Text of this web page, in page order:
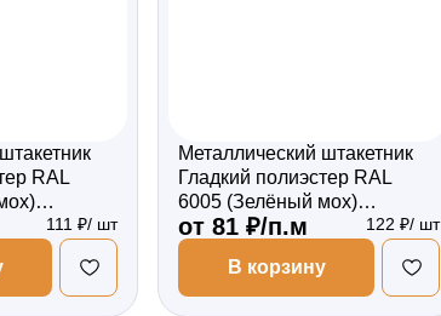
гипсокартона
RAL
111 ₽/ шт
Металлический штакетник
Гладкий полиэстер RAL
6005 (Зелёный мох)
1500*87*0,45 двухсторонний
Прямой
от 81 ₽/п.м 122 ₽/ шт
В корзину